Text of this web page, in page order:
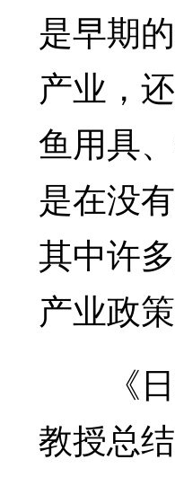
是早期
产业，
鱼用具
是在没
其中许
产业政
《日
教授总